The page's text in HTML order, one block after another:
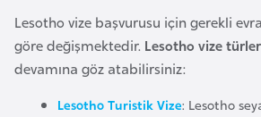
Lesotho vize başvurusu için gerekli
göre değişmektedir. Lesotho vize
devamına göz atabilirsiniz:
Lesotho Turistik Vize: Lesotho
k